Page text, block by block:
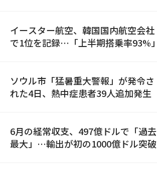
イースター航空、韓国国内航空会社
で1位を記録…「上半期搭乗率93%」
ソウル市「猛暑重大警報」が発令さ
れた4日、熱中症患者39人追加発生
6月の経常収支、497億ドルで「過去
最大」…輸出が初の1000億ドル突破